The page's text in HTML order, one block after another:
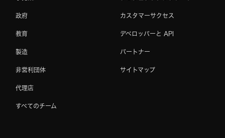
政府
教育
製造
非営利団体
代理店
すべてのチーム
カスタマーサクセス
デベロッパーと API
パートナー
サイトマップ